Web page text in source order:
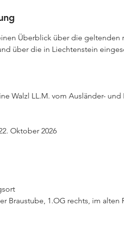
O
k
Überblick über die
über die in Liechtenstein
Walzl LL.M. vom Ausländer- und
Oktober 2026
Braustube, 1.OG rechts, im alten